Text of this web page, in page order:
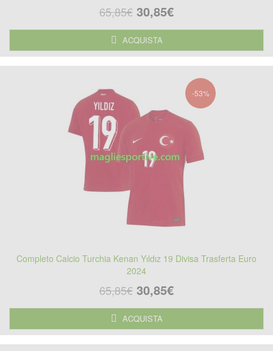
65,85€ 30,85€
ACQUISTA
-53%
Completo Calcio Turchia Kenan Yıldız 19 Divisa Trasferta Euro
2024
65,85€ 30,85€
ACQUISTA